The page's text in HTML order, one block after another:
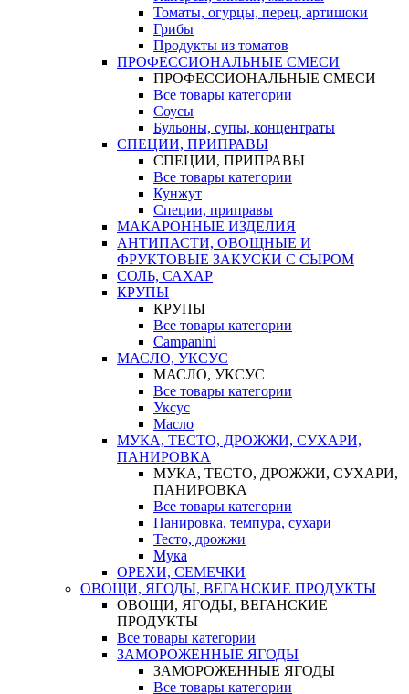
Томаты, огурцы, перец, артишоки
Грибы
Продукты из томатов
ПРОФЕССИОНАЛЬНЫЕ СМЕСИ
ПРОФЕССИОНАЛЬНЫЕ СМЕСИ
Все товары категории
Соусы
Бульоны, супы, концентраты
СПЕЦИИ, ПРИПРАВЫ
СПЕЦИИ, ПРИПРАВЫ
Все товары категории
Кунжут
Специи, приправы
МАКАРОННЫЕ ИЗДЕЛИЯ
АНТИПАСТИ, ОВОЩНЫЕ И
ФРУКТОВЫЕ ЗАКУСКИ С СЫРОМ
СОЛЬ, САХАР
КРУПЫ
КРУПЫ
Все товары категории
Campanini
МАСЛО, УКСУС
МАСЛО, УКСУС
Все товары категории
Уксус
Масло
МУКА, ТЕСТО, ДРОЖЖИ, СУХАРИ,
ПАНИРОВКА
МУКА, ТЕСТО, ДРОЖЖИ, СУХАРИ,
ПАНИРОВКА
Все товары категории
Панировка, темпура, сухари
Тесто, дрожжи
Мука
ОРЕХИ, СЕМЕЧКИ
ОВОЩИ, ЯГОДЫ, ВЕГАНСКИЕ ПРОДУКТЫ
ОВОЩИ, ЯГОДЫ, ВЕГАНСКИЕ
ПРОДУКТЫ
Все товары категории
ЗАМОРОЖЕННЫЕ ЯГОДЫ
ЗАМОРОЖЕННЫЕ ЯГОДЫ
Все товары категории